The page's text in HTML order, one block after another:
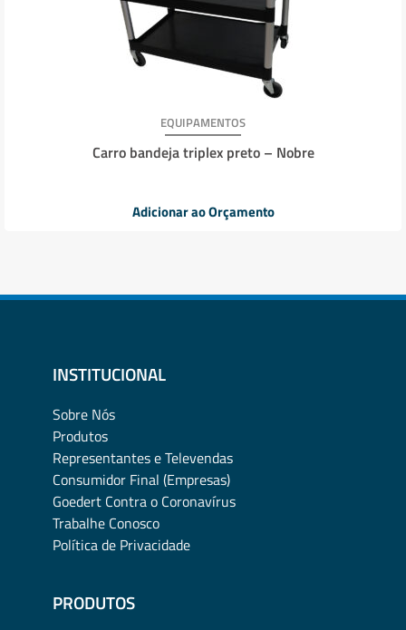
EQUIPAMENTOS
Carro bandeja triplex preto – Nobre
Adicionar ao Orçamento
INSTITUCIONAL
Sobre Nós
Produtos
Representantes e Televendas
Consumidor Final (Empresas)
Goedert Contra o Coronavírus
Trabalhe Conosco
Política de Privacidade
PRODUTOS